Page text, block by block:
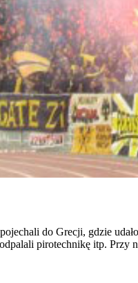
do Grecji, gdzie
pirotechnikę itp. Przy